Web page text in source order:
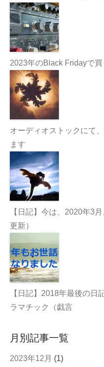
2023年のBlack Fridayで
オーディオストックにて
ます
【日記】今は、2020年3
更新）
【日記】2018年最後の日
ラマチック（戯言
月別記事一覧
2023年12月 (1)